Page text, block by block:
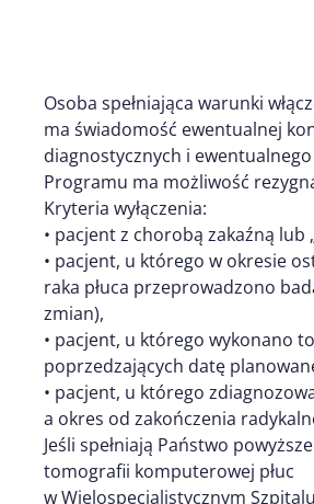
Osoba spełniająca warunki
ma świadomość ewentualnej
diagnostycznych i
Programu ma możliwość
Kryteria wyłączenia:
• pacjent z chorobą zakaźną
• pacjent, u którego w okresie
raka płuca przeprowadzono
zmian),
• pacjent, u którego wykonano
poprzedzających datę
• pacjent, u którego
a okres od zakończenia
Jeśli spełniają Państwo
tomografii komputerowej płuc
w Wielospecjalistycznym